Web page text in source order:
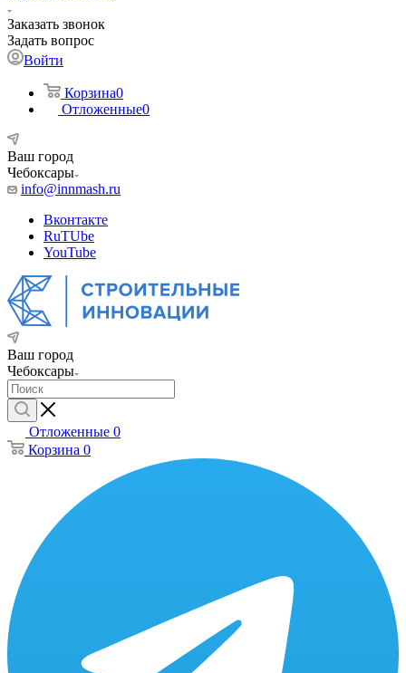
Заказать звонок
Задать вопрос
Войти
Корзина0
Отложенные0
Ваш город
Чебоксары
info@innmash.ru
Вконтакте
RuTUbe
YouTube
Ваш город
Чебоксары
Отложенные 0
Корзина 0